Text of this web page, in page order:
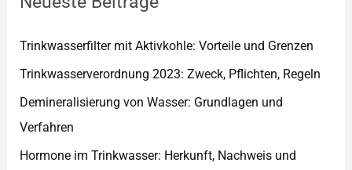
Trinkwasserfilter mit Aktivkohle: Vorteile und Grenzen
Trinkwasserverordnung 2023: Zweck, Pflichten, Regeln
Demineralisierung von Wasser: Grundlagen und
Verfahren
Hormone im Trinkwasser: Herkunft, Nachweis und
e
n